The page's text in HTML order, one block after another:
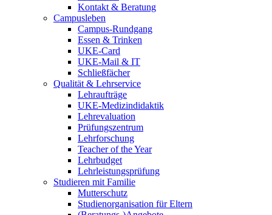
Kontakt & Beratung
Campusleben
Campus-Rundgang
Essen & Trinken
UKE-Card
UKE-Mail & IT
Schließfächer
Qualität & Lehrservice
Lehraufträge
UKE-Medizindidaktik
Lehrevaluation
Prüfungszentrum
Lehrforschung
Teacher of the Year
Lehrbudget
Lehrleistungsprüfung
Studieren mit Familie
Mutterschutz
Studienorganisation für Eltern